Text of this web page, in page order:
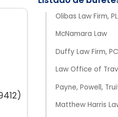
Olibas Law Firm,
McNamara Law
Duffy Law Firm, PC
Law Office of
Payne, Powell,
Matthew Harris